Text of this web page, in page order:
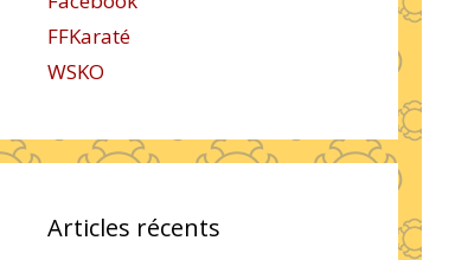
FFKaraté
WSKO
Articles récents